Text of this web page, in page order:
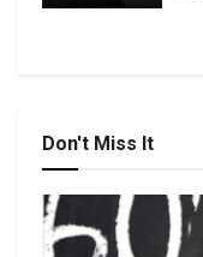
Don't Miss It